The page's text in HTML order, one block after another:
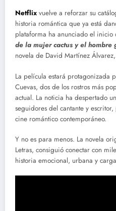
Netflix vuelve a reforzar su
historia romántica que ya está
plataforma ha anunciado el
de la mujer cactus y el hombre
novela de David Martínez
La película estará protagonizada
Cuevas, dos de los rostros más
actual. La noticia ha despertado
seguidores del cantante y
cine romántico contemporáneo.
Y no es para menos. La novela
Letras, consiguió conectar con
historia emocional, urbana y